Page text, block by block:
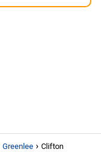
Greenlee Clifton